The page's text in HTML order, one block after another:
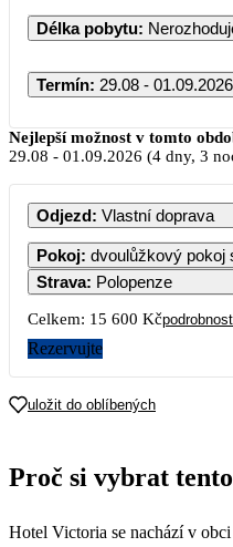
Délka pobytu:
Termín: 29.08 - 01.09.2026
Nejlepší možnost v tomto
29.08 - 01.09.2026 (4 dny, 3
Odjezd: Vlastní doprava
Pokoj: dvoulůžkový pokoj
Strava: Polopenze
Celkem: 15 600 Kč
Rezervujte
uložit do oblíbených
Proč si vybrat
Hotel Victoria se nachází v